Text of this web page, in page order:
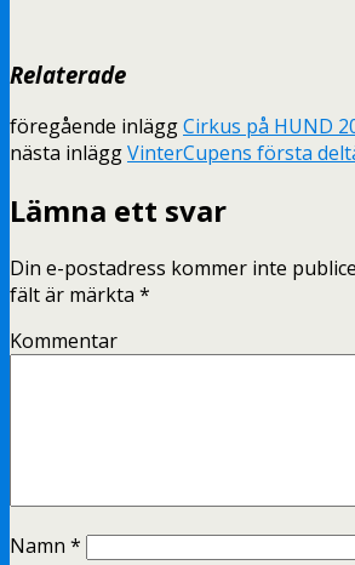
Relaterade
föregående inläggCirkus på HUND
nästa inläggVinterCupens första
Lämna ett svar
Din e-postadress kommer inte
fält är märkta *
Kommentar
Namn *